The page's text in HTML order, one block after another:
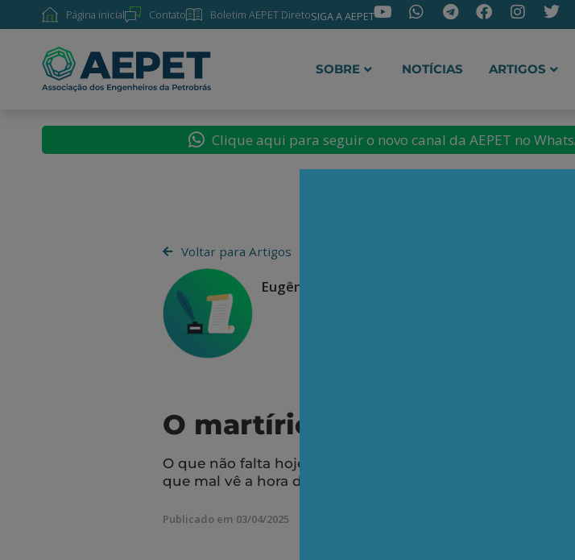
Página inicial Contato Boletim AEPET DiretoSIGA A AEPET
SOBRE NOTÍCIAS ARTIGOS
Clique aqui para seguir o novo canal da AEPET no
Voltar para Artigos
Eugênio Bucci
O martírio da universidade
O que não falta hoje, seja no Congresso Nacional, seja
que mal vê a hora de copiar o ‘authoritarian takeover’
Publicado em 03/04/2025